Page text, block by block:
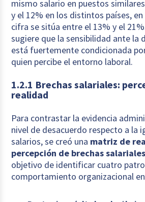
mismo salario en puestos
y el 12% en los distintos países,
cifra se sitúa entre el 13% y el
sugiere que la sensibilidad ante la
está fuertemente condicionada
quien percibe el entorno laboral.
1.2.1 Brechas salariales:
realidad
Para contrastar la evidencia
nivel de desacuerdo respecto a la
salarios, se creó una matriz de
percepción de brechas salariales
objetivo de identificar cuatro
comportamiento organizacional